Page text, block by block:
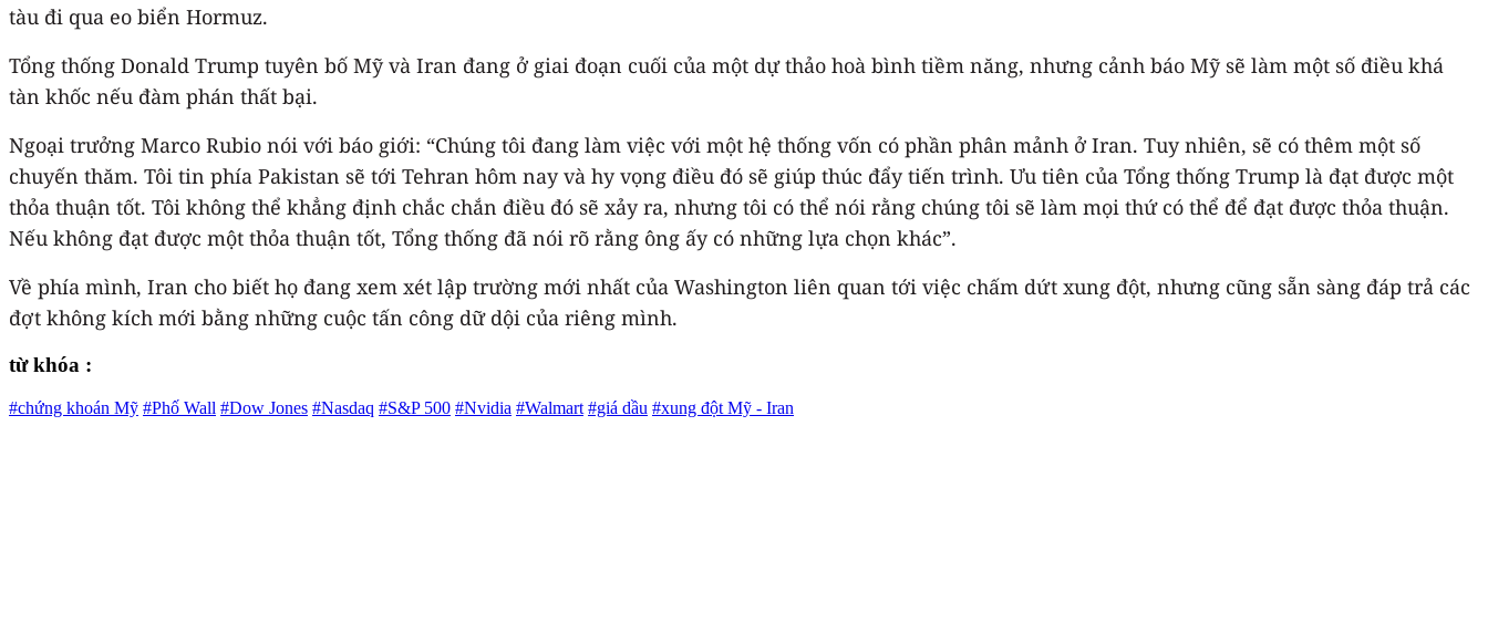
tàu đi qua eo biển Hormuz.
Tổng thống Donald Trump tuyên bố Mỹ và Iran đang ở giai đoạn cuối của một dự thảo hoà bình tiềm năng, nhưng cảnh báo Mỹ sẽ làm một số điều khá
tàn khốc nếu đàm phán thất bại.
Ngoại trưởng Marco Rubio nói với báo giới: “Chúng tôi đang làm việc với một hệ thống vốn có phần phân mảnh ở Iran. Tuy nhiên, sẽ có thêm một số
chuyến thăm. Tôi tin phía Pakistan sẽ tới Tehran hôm nay và hy vọng điều đó sẽ giúp thúc đẩy tiến trình. Ưu tiên của Tổng thống Trump là đạt được một
thỏa thuận tốt. Tôi không thể khẳng định chắc chắn điều đó sẽ xảy ra, nhưng tôi có thể nói rằng chúng tôi sẽ làm mọi thứ có thể để đạt được thỏa thuận.
Nếu không đạt được một thỏa thuận tốt, Tổng thống đã nói rõ rằng ông ấy có những lựa chọn khác”.
Về phía mình, Iran cho biết họ đang xem xét lập trường mới nhất của Washington liên quan tới việc chấm dứt xung đột, nhưng cũng sẵn sàng đáp trả các
đợt không kích mới bằng những cuộc tấn công dữ dội của riêng mình.
từ khóa :
#chứng khoán Mỹ #Phố Wall #Dow Jones #Nasdaq #S&P 500 #Nvidia #Walmart #giá dầu #xung đột Mỹ - Iran